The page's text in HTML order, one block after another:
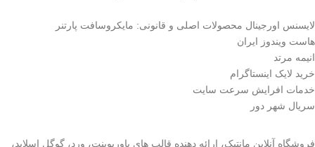
لایسنس اورجینال محصولات اصلی و قانونی: مایکروسافت پارتنر
هاست ویندوز ایران
انیمه مرتد
خرید لایک اینستاگرام
خدمات افرایش سرعت سایت
سریال شهر دور
فروشگاه آنلاین مانتیک، ارائه دهنده قالب های پاورپوینت، ورد، گوگل اسلاید،